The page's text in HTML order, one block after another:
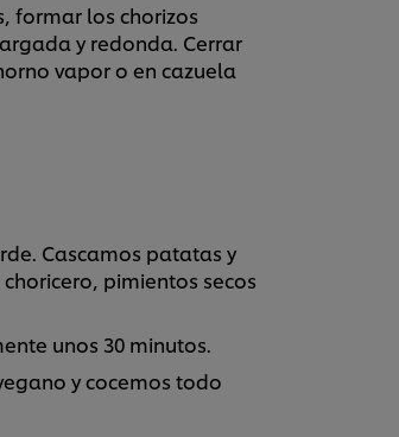
formar los chorizos
y redonda. Cerrar
vapor o en cazuela
Cascamos patatas y
pimientos secos
unos 30 minutos.
y cocemos todo